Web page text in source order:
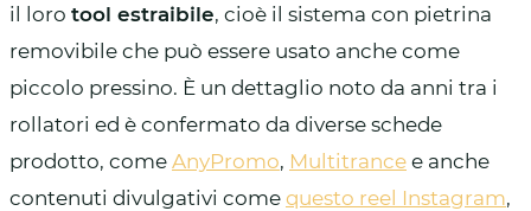
il loro tool estraibile, cioè il sistema con pietrina
removibile che può essere usato anche come
piccolo pressino. È un dettaglio noto da anni tra i
rollatori ed è confermato da diverse schede
prodotto, come AnyPromo, Multitrance e anche
contenuti divulgativi come questo reel Instagram,